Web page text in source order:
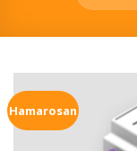
Hamarosan